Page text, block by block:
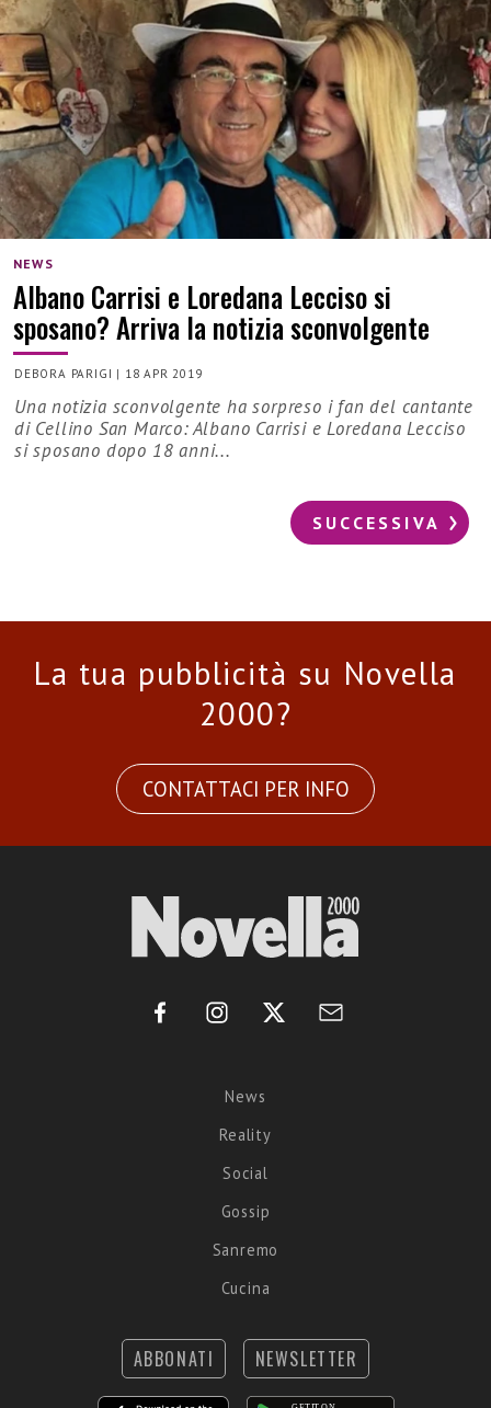
NEWS
Albano Carrisi e Loredana Lecciso si
sposano? Arriva la notizia sconvolgente
DEBORA PARIGI | 18 APR 2019
Una notizia sconvolgente ha sorpreso i fan del cantante
di Cellino San Marco: Albano Carrisi e Loredana Lecciso
si sposano dopo 18 anni...
SUCCESSIVA
La tua pubblicità su Novella
2000?
CONTATTACI PER INFO
News
Reality
Social
Gossip
Sanremo
Cucina
ABBONATI NEWSLETTER